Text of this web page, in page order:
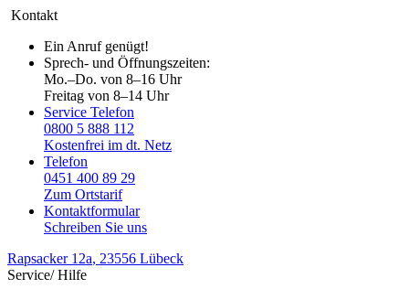
Kontakt
Ein Anruf genügt!
Sprech- und Öffnungszeiten:
Mo.–Do. von 8–16 Uhr
Freitag von 8–14 Uhr
Service Telefon
0800 5 888 112
Kostenfrei im dt. Netz
Telefon
0451 400 89 29
Zum Ortstarif
Kontaktformular
Schreiben Sie uns
Rapsacker 12a, 23556 Lübeck
Service/ Hilfe